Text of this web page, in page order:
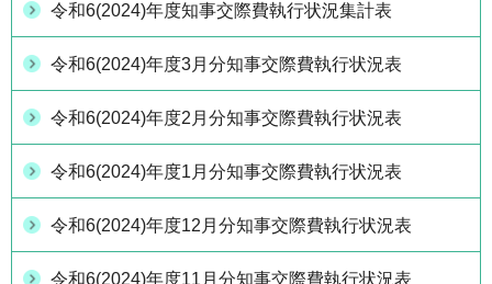
令和6(2024)年度知事交際費執行状況集計表
令和6(2024)年度3月分知事交際費執行状況表
令和6(2024)年度2月分知事交際費執行状況表
令和6(2024)年度1月分知事交際費執行状況表
令和6(2024)年度12月分知事交際費執行状況表
令和6(2024)年度11月分知事交際費執行状況表